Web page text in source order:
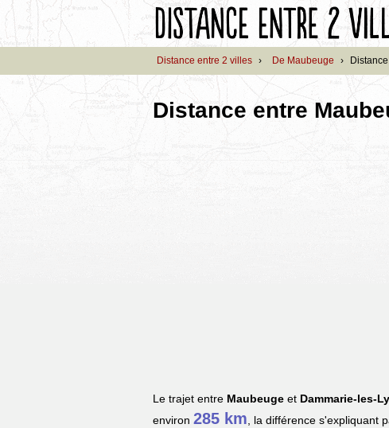
Distance entre 2 villes › De Maubeuge ›
Distance entre
Le trajet entre Maubeuge et Dammarie-les-
environ 285 km , la différence s'expliquant